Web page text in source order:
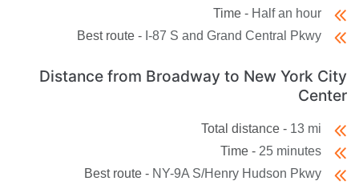
Time - Half an hour
Best route - I-87 S and Grand Central Pkwy
Distance from Broadway to New York City
Center
Total distance - 13 mi
Time - 25 minutes
Best route - NY-9A S/Henry Hudson Pkwy